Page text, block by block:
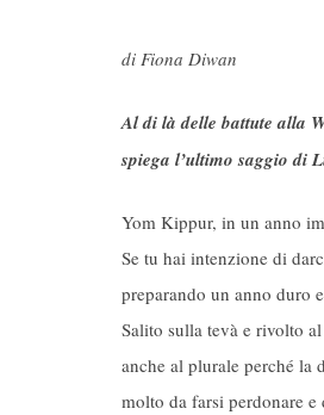
di Fiona Diwan
Al di là delle battute alla
spiega l’ultimo saggio di
Yom Kippur, in un anno
Se tu hai intenzione di
preparando un anno duro
Salito sulla tevà e rivolto
anche al plurale perché la
molto da farsi perdonare